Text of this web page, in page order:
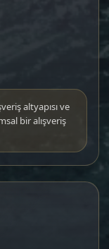
altyapısı ve
bir alışveriş